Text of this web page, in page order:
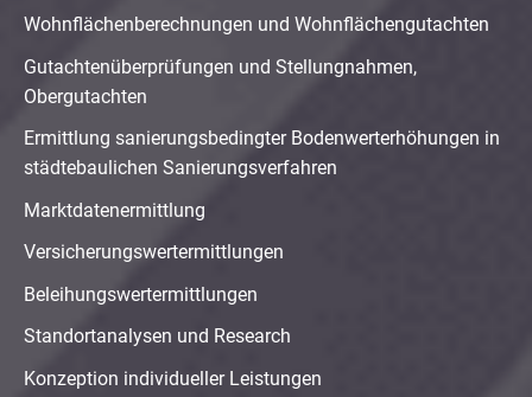
Wohnflächenberechnungen und Wohnflächengutachten
Gutachtenüberprüfungen und Stellungnahmen,
Obergutachten
Ermittlung sanierungsbedingter Bodenwerterhöhungen in
städtebaulichen Sanierungsverfahren
Marktdatenermittlung
Versicherungswertermittlungen
Beleihungswertermittlungen
Standortanalysen und Research
Konzeption individueller Leistungen